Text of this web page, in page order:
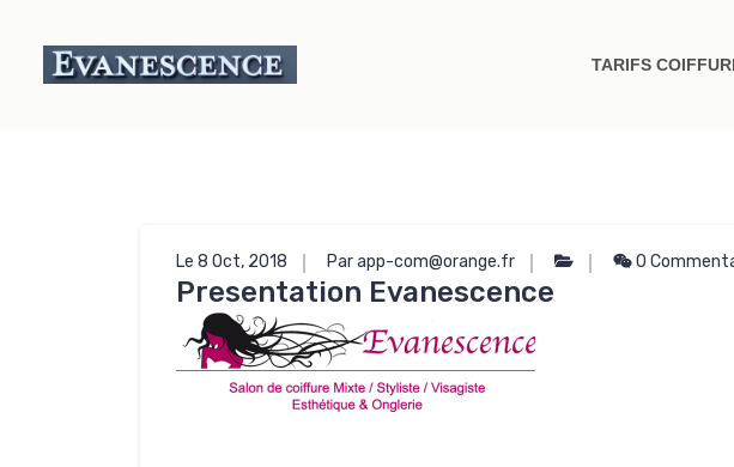
TARIFS
Le 8 Oct, 2018 Par app-com@orange.fr 0
Presentation Evanescence